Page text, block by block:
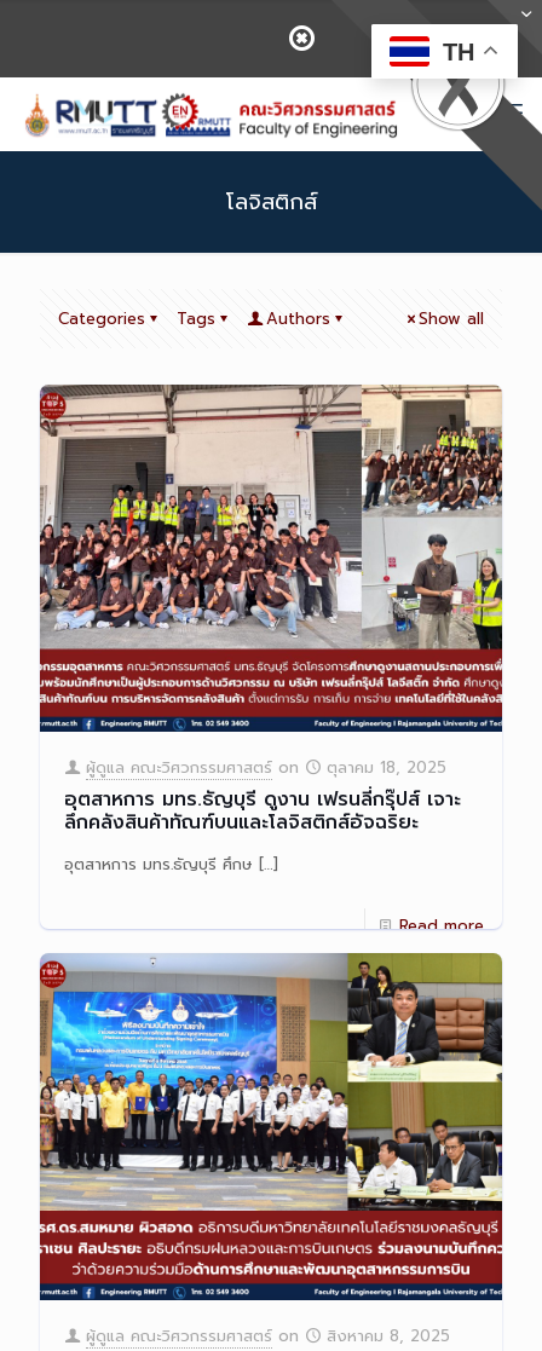
โลจิสติกส์
Categories Tags Authors Show all
ผู้ดูแล คณะวิศวกรรมศาสตร์ on ตุลาคม 18, 2025
อุตสาหการ มทร.ธัญบุรี ดูงาน เฟรนลี่กรุ๊ปส์ เจาะ
ลึกคลังสินค้าทัณฑ์บนและโลจิสติกส์อัจฉริยะ
อุตสาหการ มทร.ธัญบุรี ศึกษ […]
Read more
ผู้ดูแล คณะวิศวกรรมศาสตร์ on สิงหาคม 8, 2025
TH